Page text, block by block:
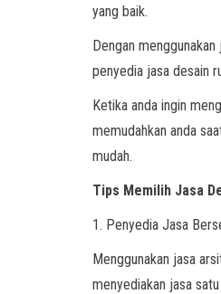
yang baik.
Dengan
penyedia jasa desain
Ketika anda ingin
memudahkan anda
mudah.
Tips Memilih Jasa
1. Penyedia Jasa
Menggunakan jasa
menyediakan jasa